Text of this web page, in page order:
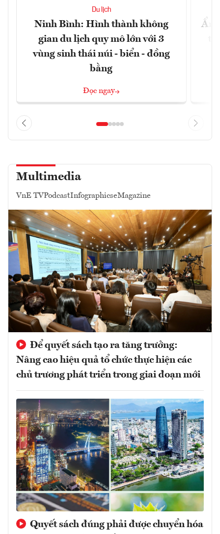
Du lịch
Ninh Bình: Hình thành không
gian du lịch quy mô lớn với 3
vùng sinh thái núi - biển - đồng
bằng
Đọc ngay
Ẩm
Multimedia
VnE TVPodcastInfographicseMagazine
Để quyết sách tạo ra tăng trưởng:
Nâng cao hiệu quả tổ chức thực hiện các
chủ trương phát triển trong giai đoạn mới
Quyết sách đúng phải được chuyển hóa